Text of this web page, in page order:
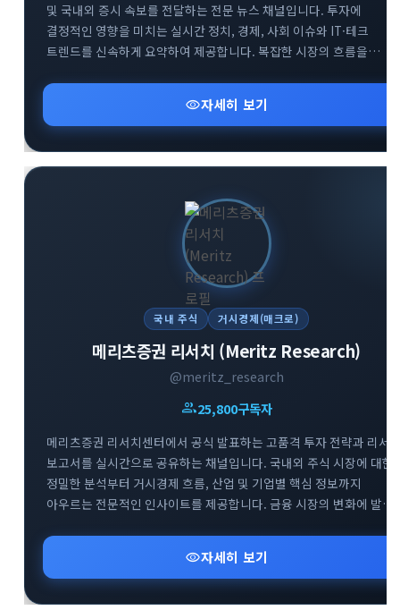
및 국내외 증시 속보를 전달하는 전문 뉴스 채널입니다. 투자에
결정적인 영향을 미치는 실시간 정치, 경제, 사회 이슈와 IT·테크
트렌드를 신속하게 요약하여 제공합니다. 복잡한 시장의 흐름을
빠르고 정확한 정보를 엄선하여 공유합니다. 급변하는 시장 속에서
최고의 정보 경쟁력을 확보해 보세요.
visibility자세히 보기
국내 주식 거시경제(매크로)
메리츠증권 리서치 (Meritz Research)
@meritz_research
group25,800구독자
메리츠증권 리서치센터에서 공식 발표하는 고품격 투자 전략과 리서
보고서를 실시간으로 공유하는 채널입니다. 국내외 주식 시장에 대한
정밀한 분석부터 거시경제 흐름, 산업 및 기업별 핵심 정보까지
아우르는 전문적인 인사이트를 제공합니다. 금융 시장의 변화에 발
높은 데이터를 엄선하여 전달해 드립니다.
visibility자세히 보기